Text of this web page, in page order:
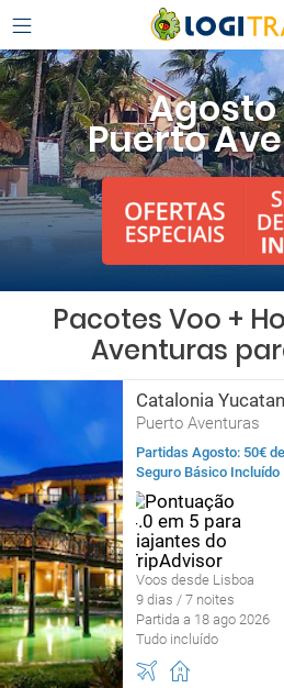
Puerto
Pacotes Voo +
Aventuras
Catalonia
Puerto Aventuras
Partidas Agosto: 50€
Seguro Básico Incluído
Voos desde Lisboa
9 dias / 7 noites
Partida a 18 ago 2026
Tudo incluído